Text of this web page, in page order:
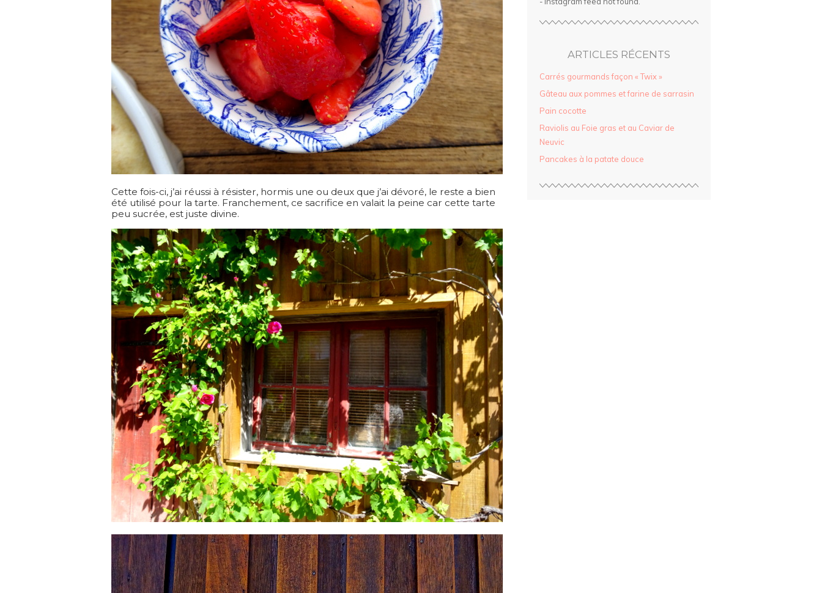
Cette fois-ci, j’ai réussi à résister, hormis une ou deux que j’ai dévoré, le reste a bien
été utilisé pour la tarte. Franchement, ce sacrifice en valait la peine car cette tarte
peu sucrée, est juste divine.
ARTICLES RÉCENTS
Carrés gourmands façon « Twix »
Gâteau aux pommes et farine de sarrasin
Pain cocotte
Raviolis au Foie gras et au Caviar de
Neuvic
Pancakes à la patate douce